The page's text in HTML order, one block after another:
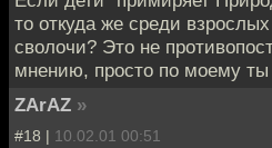
то откуда же среди
сволочи? Это не
мнению, просто по моему
ZArAZ »
#18 | 10.02.01 00:51